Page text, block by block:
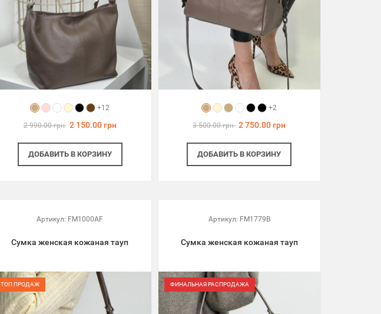
+12
2 990.00 грн 2 150.00 грн
ДОБАВИТЬВ КОРЗИНУ
+2
3 500.00 грн 2 750.00 грн
ДОБАВИТЬ В КОРЗИНУ
Артикул: FM1000AF
Сумка женская кожаная тауп
ТОП ПРОДАЖ
Артикул: FM1779B
Сумка женская кожаная тауп
ФИНАЛЬНАЯ РАСПРОДАЖА